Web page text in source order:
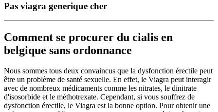
Pas viagra generique cher
Comment se procurer du cialis en
belgique sans ordonnance
Nous sommes tous deux convaincus que la dysfonction érectile peut
être un problème de santé sexuelle. En effet, le Viagra peut interagir
avec de nombreux médicaments comme les nitrates, le dinitrate
d'isosorbide et le méthotrexate. Cependant, si vous souffrez de
dysfonction érectile, le Viagra est la bonne option. Pour obtenir une